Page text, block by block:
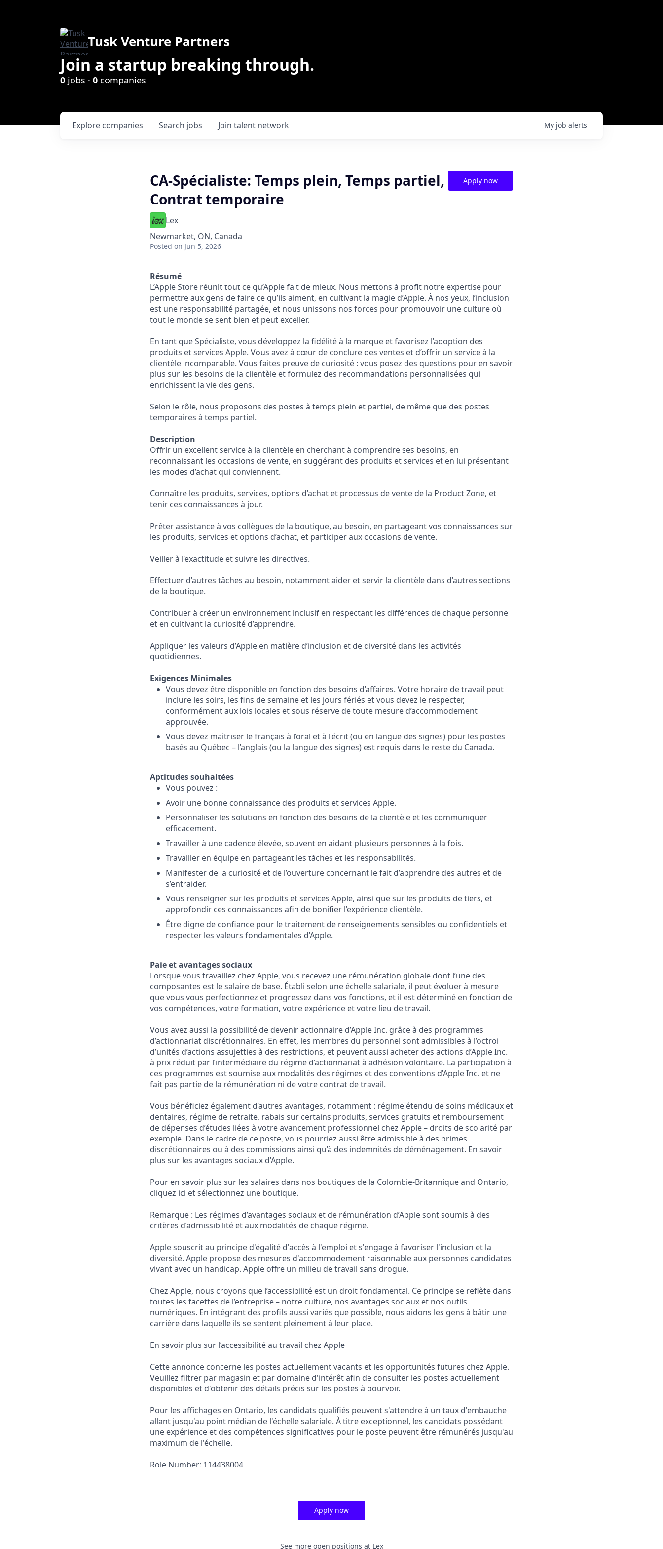
Tusk Venture Partners
Join a startup breaking through.
0 jobs · 0 companies
Search jobs
Explore companies Join talent network My job alerts
CA-Spécialiste: Temps plein, Temps partiel,
Contrat temporaire
Lex
Newmarket, ON, Canada
Posted on Jun 5, 2026
Apply now
Résumé
L’Apple Store réunit tout ce qu’Apple fait de mieux. Nous mettons à profit notre expertise pour
permettre aux gens de faire ce qu’ils aiment, en cultivant la magie d’Apple. À nos yeux, l’inclusion
est une responsabilité partagée, et nous unissons nos forces pour promouvoir une culture où
tout le monde se sent bien et peut exceller.
En tant que Spécialiste, vous développez la fidélité à la marque et favorisez l’adoption des
produits et services Apple. Vous avez à cœur de conclure des ventes et d’offrir un service à la
clientèle incomparable. Vous faites preuve de curiosité : vous posez des questions pour en savoir
plus sur les besoins de la clientèle et formulez des recommandations personnalisées qui
enrichissent la vie des gens.
Selon le rôle, nous proposons des postes à temps plein et partiel, de même que des postes
temporaires à temps partiel.
Description
Offrir un excellent service à la clientèle en cherchant à comprendre ses besoins, en
reconnaissant les occasions de vente, en suggérant des produits et services et en lui présentant
les modes d’achat qui conviennent.
Connaître les produits, services, options d’achat et processus de vente de la Product Zone, et
tenir ces connaissances à jour.
Prêter assistance à vos collègues de la boutique, au besoin, en partageant vos connaissances sur
les produits, services et options d’achat, et participer aux occasions de vente.
Veiller à l’exactitude et suivre les directives.
Effectuer d’autres tâches au besoin, notamment aider et servir la clientèle dans d’autres sections
de la boutique.
Contribuer à créer un environnement inclusif en respectant les différences de chaque personne
et en cultivant la curiosité d’apprendre.
Appliquer les valeurs d’Apple en matière d’inclusion et de diversité dans les activités
quotidiennes.
Exigences Minimales
Vous devez être disponible en fonction des besoins d’affaires. Votre horaire de travail peut
inclure les soirs, les fins de semaine et les jours fériés et vous devez le respecter,
conformément aux lois locales et sous réserve de toute mesure d’accommodement
approuvée.
Vous devez maîtriser le français à l’oral et à l’écrit (ou en langue des signes) pour les postes
basés au Québec – l’anglais (ou la langue des signes) est requis dans le reste du Canada.
Aptitudes souhaitées
Vous pouvez :
Avoir une bonne connaissance des produits et services Apple.
Personnaliser les solutions en fonction des besoins de la clientèle et les communiquer
efficacement.
Travailler à une cadence élevée, souvent en aidant plusieurs personnes à la fois.
Travailler en équipe en partageant les tâches et les responsabilités.
Manifester de la curiosité et de l’ouverture concernant le fait d’apprendre des autres et de
s’entraider.
Vous renseigner sur les produits et services Apple, ainsi que sur les produits de tiers, et
approfondir ces connaissances afin de bonifier l’expérience clientèle.
Être digne de confiance pour le traitement de renseignements sensibles ou confidentiels et
respecter les valeurs fondamentales d’Apple.
Paie et avantages sociaux
Lorsque vous travaillez chez Apple, vous recevez une rémunération globale dont l’une des
composantes est le salaire de base. Établi selon une échelle salariale, il peut évoluer à mesure
que vous vous perfectionnez et progressez dans vos fonctions, et il est déterminé en fonction de
vos compétences, votre formation, votre expérience et votre lieu de travail.
Vous avez aussi la possibilité de devenir actionnaire d’Apple Inc. grâce à des programmes
d’actionnariat discrétionnaires. En effet, les membres du personnel sont admissibles à l’octroi
d’unités d’actions assujetties à des restrictions, et peuvent aussi acheter des actions d’Apple Inc.
à prix réduit par l’intermédiaire du régime d’actionnariat à adhésion volontaire. La participation à
ces programmes est soumise aux modalités des régimes et des conventions d’Apple Inc. et ne
fait pas partie de la rémunération ni de votre contrat de travail.
Vous bénéficiez également d’autres avantages, notamment : régime étendu de soins médicaux et
dentaires, régime de retraite, rabais sur certains produits, services gratuits et remboursement
de dépenses d’études liées à votre avancement professionnel chez Apple – droits de scolarité par
exemple. Dans le cadre de ce poste, vous pourriez aussi être admissible à des primes
discrétionnaires ou à des commissions ainsi qu’à des indemnités de déménagement. En savoir
plus sur les avantages sociaux d’Apple.
Pour en savoir plus sur les salaires dans nos boutiques de la Colombie-Britannique and Ontario,
cliquez ici et sélectionnez une boutique.
Remarque : Les régimes d’avantages sociaux et de rémunération d’Apple sont soumis à des
critères d’admissibilité et aux modalités de chaque régime.
Apple souscrit au principe d'égalité d'accès à l'emploi et s'engage à favoriser l'inclusion et la
diversité. Apple propose des mesures d'accommodement raisonnable aux personnes candidates
vivant avec un handicap. Apple offre un milieu de travail sans drogue.
Chez Apple, nous croyons que l’accessibilité est un droit fondamental. Ce principe se reflète dans
toutes les facettes de l’entreprise – notre culture, nos avantages sociaux et nos outils
numériques. En intégrant des profils aussi variés que possible, nous aidons les gens à bâtir une
carrière dans laquelle ils se sentent pleinement à leur place.
En savoir plus sur l’accessibilité au travail chez Apple
Cette annonce concerne les postes actuellement vacants et les opportunités futures chez Apple.
Veuillez filtrer par magasin et par domaine d'intérêt afin de consulter les postes actuellement
disponibles et d'obtenir des détails précis sur les postes à pourvoir.
Pour les affichages en Ontario, les candidats qualifiés peuvent s'attendre à un taux d'embauche
allant jusqu'au point médian de l'échelle salariale. À titre exceptionnel, les candidats possédant
une expérience et des compétences significatives pour le poste peuvent être rémunérés jusqu'au
maximum de l'échelle.
Role Number: 114438004
Apply now
See more open positions at Lex